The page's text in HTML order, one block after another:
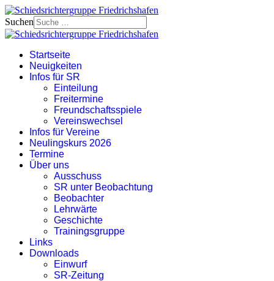
Suchen
Startseite
Neuigkeiten
Infos für SR
Einteilung
Freitermine
Freundschaftsspiele
Vereinswechsel
Infos für Vereine
Neulingskurs 2026
Termine
Über uns
Ausschuss
SR unter Beobachtung
Beobachter
Lehrwärte
Geschichte
Trainingsgruppe
Links
Downloads
Einwurf
SR-Zeitung